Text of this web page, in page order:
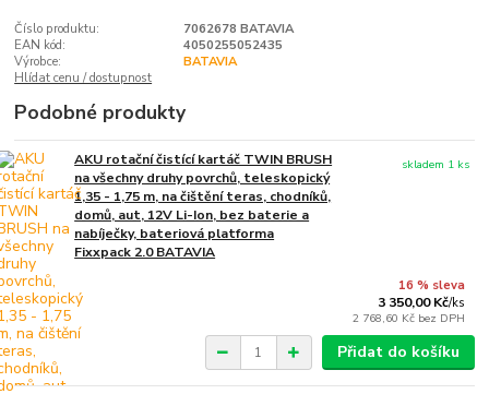
Číslo produktu:
7062678 BATAVIA
EAN kód:
4050255052435
Výrobce:
BATAVIA
Hlídat cenu / dostupnost
Podobné produkty
AKU rotační čistící kartáč TWIN BRUSH
na všechny druhy povrchů, teleskopický
1,35 - 1,75 m, na čištění teras, chodníků,
domů, aut, 12V Li-Ion, bez baterie a
nabíječky, bateriová platforma
Fixxpack 2.0 BATAVIA
16 % sleva
3 350,00 Kč/ks
2 768,60 Kč bez DPH
skladem 1 ks
Přidat do košíku